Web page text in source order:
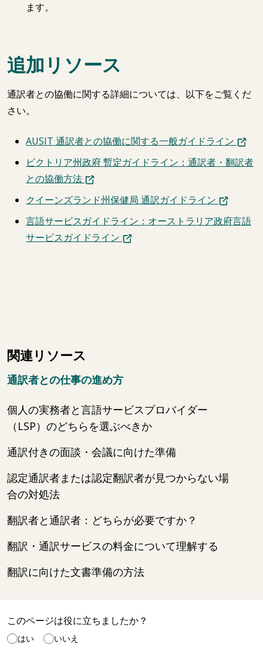
関連リソース
通訳者との仕事の進め方
個人の実務者と言語サービスプロバイダー
（LSP）のどちらを選ぶべきか
通訳付きの面談・会議に向けた準備
認定通訳者または認定翻訳者が見つからない場
合の対処法
翻訳者と通訳者：どちらが必要ですか？
翻訳・通訳サービスの料金について理解する
翻訳に向けた文書準備の方法
ます。
追加リソース
通訳者との協働に関する詳細については、以下をご覧くだ
さい。
AUSIT 通訳者との協働に関する一般ガイドライン
ビクトリア州政府 暫定ガイドライン：通訳者・翻訳者
との協働方法
クイーンズランド州保健局 通訳ガイドライン
言語サービスガイドライン：オーストラリア政府言語
サービスガイドライン
このページは役に立ちましたか？
はい いいえ